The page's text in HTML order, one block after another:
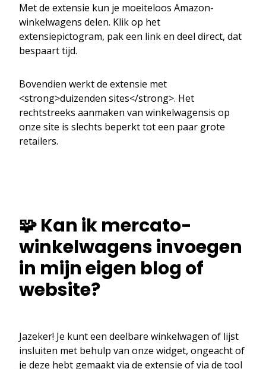
Met de extensie kun je moeiteloos Amazon-
winkelwagens delen. Klik op het
extensiepictogram, pak een link en deel direct, dat
bespaart tijd.
Bovendien werkt de extensie met
<strong>duizenden sites</strong>. Het
rechtstreeks aanmaken van winkelwagensis op
onze site is slechts beperkt tot een paar grote
retailers.
🧩 Kan ik mercato-
winkelwagens invoegen
in mijn eigen blog of
website?
Jazeker! Je kunt een deelbare winkelwagen of lijst
insluiten met behulp van onze widget, ongeacht of
je deze hebt gemaakt via de extensie of via de tool